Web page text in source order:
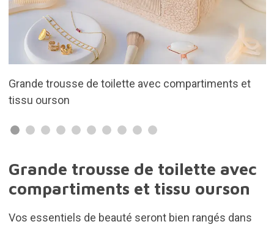
et Tissu teddy très doux et agréable au
Grande trousse de toilette avec
compartiments et tissu ourson
Vos essentiels de beauté seront bien rangés dans